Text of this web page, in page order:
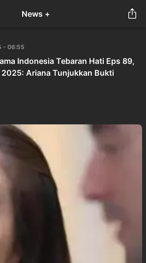
News +
- 06:55
Indonesia Tebaran Hati Eps 89,
Ariana Tunjukkan Bukti